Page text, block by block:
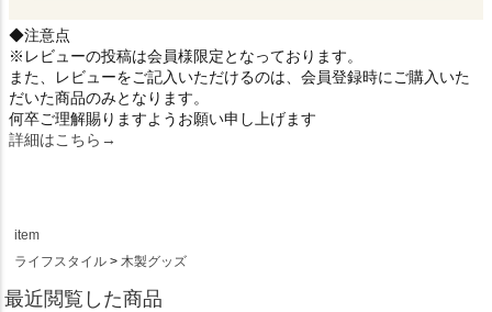
◆注意点
※レビューの投稿は会員様限定となっております。
また、レビューをご記入いただけるのは、会員登録時にご購入いた
だいた商品のみとなります。
何卒ご理解賜りますようお願い申し上げます
詳細はこちら→
item
ライフスタイル
木製グッズ
最近閲覧した商品